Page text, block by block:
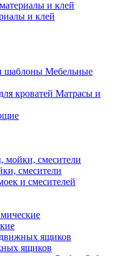
и клей
Мебельные
Матрасы и
смесители
и смесителей
ящиков